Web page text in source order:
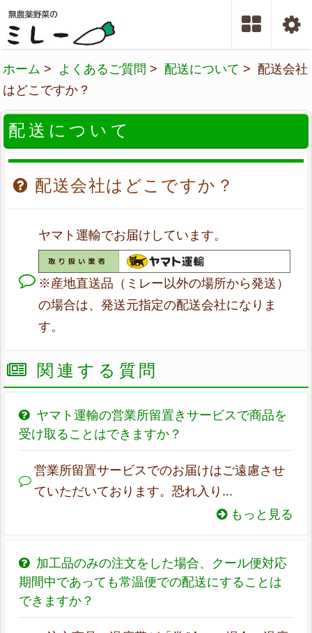
ホーム > よくあるご質問 >配送について > 配送会社
はどこですか？
配送について
配送会社はどこですか？
ヤマト運輸でお届けしています。
※産地直送品（ミレー以外の場所から発送）
の場合は、発送元指定の配送会社になりま
す。
関連する質問
ヤマト運輸の営業所留置きサービスで商品を
受け取ることはできますか？
営業所留置サービスでのお届けはご遠慮させ
ていただいております。恐れ入り...
もっと見る
加工品のみの注文をした場合、クール便対応
期間中であっても常温便での配送にすることは
できますか？